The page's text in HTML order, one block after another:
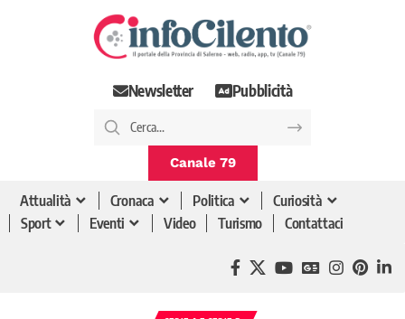
Newsletter Pubblicità
Canale 79
Attualità Cronaca Politica
Curiosità
Sport
Eventi Video Turismo Contattaci